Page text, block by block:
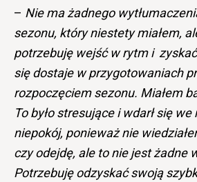
– Nie ma żadnego
sezonu, który niestety miałem,
potrzebuję wejść w rytm i
się dostaje w przygotowaniach
rozpoczęciem sezonu. Miałem
To było stresujące i wdarł się
niepokój, ponieważ nie
czy odejdę, ale to nie jest żadne
Potrzebuję odzyskać swoją